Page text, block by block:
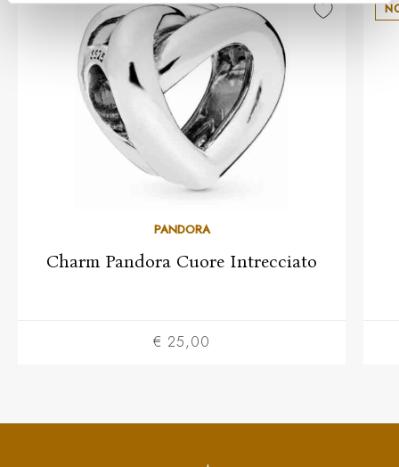
PANDORA
Charm Pandora Cuore Intrecciato
€ 25,00